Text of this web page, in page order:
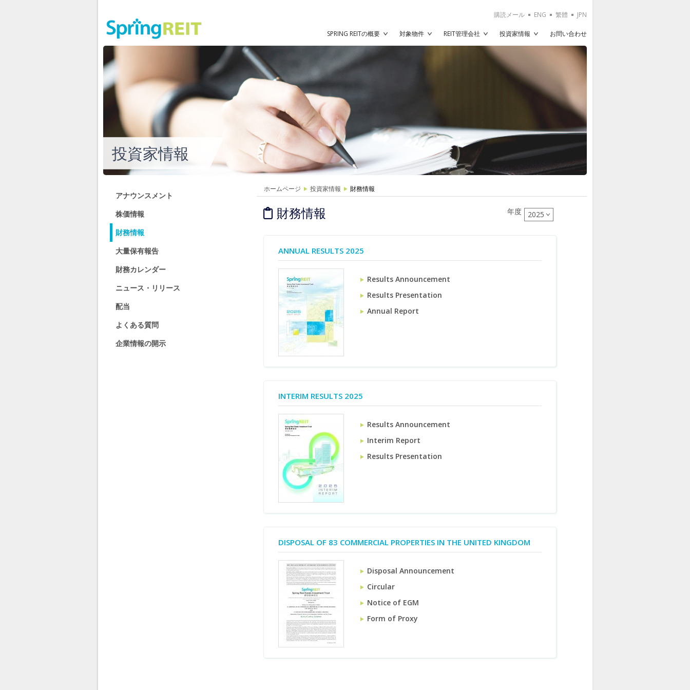
SPRING REITの概要 対象物件 REIT管理会社 投資家情報 お問い合わせ
購読メール ENG 繁體 JPN
投資家情報
アナウンスメント
株価情報
財務情報
大量保有報告
財務カレンダー
ニュース・リリース
配当
よくある質問
企業情報の開示
ホームページ 投資家情報 財務情報
財務情報 年度 2025
ANNUAL RESULTS 2025
Results Announcement
Results Presentation
Annual Report
INTERIM RESULTS 2025
Results Announcement
Interim Report
Results Presentation
DISPOSAL OF 83 COMMERCIAL PROPERTIES IN THE UNITED KINGDOM
Disposal Announcement
Circular
Notice of EGM
Form of Proxy